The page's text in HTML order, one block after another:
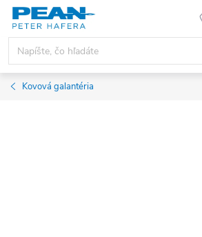
Prejsť
obsah
Kovová galantéria